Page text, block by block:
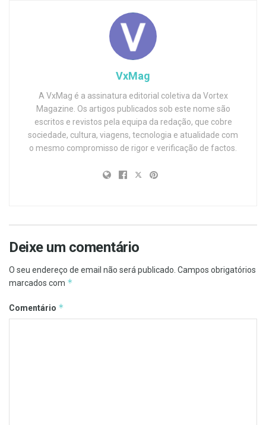
VxMag
A VxMag é a assinatura editorial coletiva da Vortex
Magazine. Os artigos publicados sob este nome são
escritos e revistos pela equipa da redação, que cobre
sociedade, cultura, viagens, tecnologia e atualidade com
o mesmo compromisso de rigor e verificação de factos.
Deixe um comentário
O seu endereço de email não será publicado. Campos obrigatórios
marcados com *
Comentário *